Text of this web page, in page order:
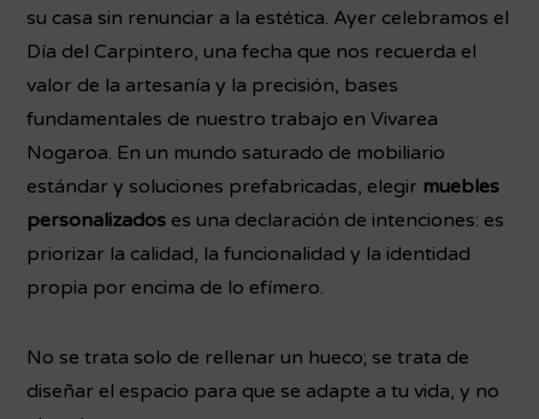
su casa sin renunciar a la estética. Ayer celebramos el
Día del Carpintero, una fecha que nos recuerda el
valor de la artesanía y la precisión, bases
fundamentales de nuestro trabajo en Vivarea
Nogaroa. En un mundo saturado de mobiliario
estándar y soluciones prefabricadas, elegir muebles
personalizados es una declaración de intenciones: es
priorizar la calidad, la funcionalidad y la identidad
propia por encima de lo efímero.
No se trata solo de rellenar un hueco; se trata de
diseñar el espacio para que se adapte a tu vida, y no